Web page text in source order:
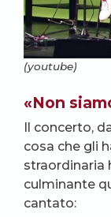
(youtube)
«Non
Il concerto,
cosa che gli
straordinaria
culminante
cantato: